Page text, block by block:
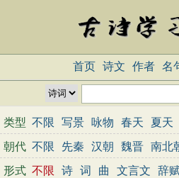
首页 诗文 作者 名
类型 不限 写景 咏物 春天 夏天
写雪
写风 写花 梅花 荷花
山水 写山 写水 长江 黄河
朝代 不限 先秦 汉朝 魏晋 南北
元朝
明朝 清朝 近代 当代
形式 不限 诗 词 曲 文言文 辞